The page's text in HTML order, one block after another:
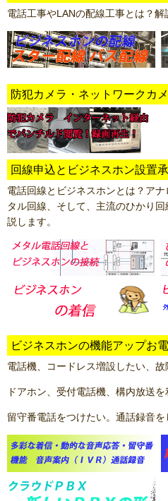
電話工事やLANの配線工事とは？解
防犯カメラ・ネットワークカ
回線申込とビジネスホン設置
電話回線とビジネスホンとは？ア
タル回線、そして、主流のひかり
説します。
ビジネスホンの機能アップお
電話機、コードレス増設したい、故
ドアホン、受付電話機、構内放送を
留守番電話をつけたい。通話録音を